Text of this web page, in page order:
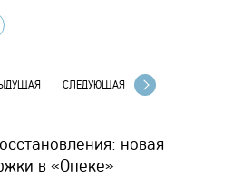
СЛЕДУЮЩАЯ
новая
в «Опеке»